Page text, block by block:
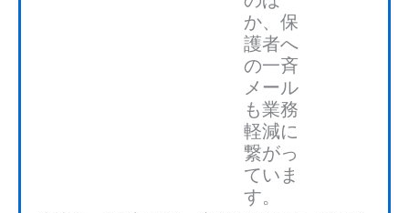
か、保
護者へ
の一斉
メール
も業務
軽減に
繋がっ
ていま
す。